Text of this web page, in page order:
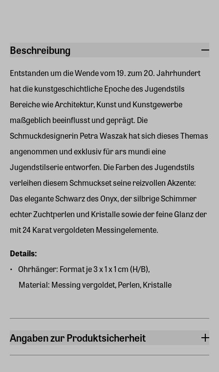
Beschreibung
Entstanden um die Wende vom 19. zum 20. Jahrhundert
hat die kunstgeschichtliche Epoche des Jugendstils
Bereiche wie Architektur, Kunst und Kunstgewerbe
maßgeblich beeinflusst und geprägt. Die
Schmuckdesignerin Petra Waszak hat sich dieses Themas
angenommen und exklusiv für ars mundi eine
Jugendstilserie entworfen. Die Farben des Jugendstils
verleihen diesem Schmuckset seine reizvollen Akzente:
Das elegante Schwarz des Onyx, der silbrige Schimmer
echter Zuchtperlen und Kristalle sowie der feine Glanz der
mit 24 Karat vergoldeten Messingelemente.
Details:
Ohrhänger: Format je 3 x 1 x 1 cm (H/B),
Material: Messing vergoldet, Perlen, Kristalle
Angaben zur Produktsicherheit